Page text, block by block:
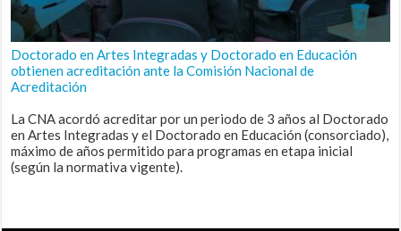
Doctorado en Artes Integradas y Doctorado en Educación
obtienen acreditación ante la Comisión Nacional de
Acreditación
La CNA acordó acreditar por un periodo de 3 años al Doctorado
en Artes Integradas y el Doctorado en Educación (consorciado),
máximo de años permitido para programas en etapa inicial
(según la normativa vigente).